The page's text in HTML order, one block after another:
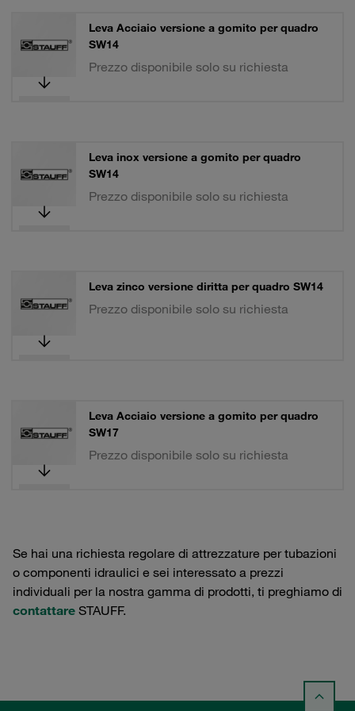
Leva Acciaio versione a gomito per quadro
SW14
Prezzo disponibile solo su richiesta
Leva inox versione a gomito per quadro
SW14
Prezzo disponibile solo su richiesta
Leva zinco versione diritta per quadro SW14
Prezzo disponibile solo su richiesta
Leva Acciaio versione a gomito per quadro
SW17
Prezzo disponibile solo su richiesta
Se hai una richiesta regolare di attrezzature per tubazioni
o componenti idraulici e sei interessato a prezzi
individuali per la nostra gamma di prodotti, ti preghiamo di
contattare STAUFF.